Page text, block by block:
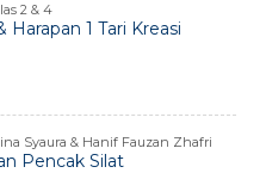
2 & 4
Harapan 1 Tari Kreasi
Syaura & Hanif Fauzan Zhafri
Pencak Silat